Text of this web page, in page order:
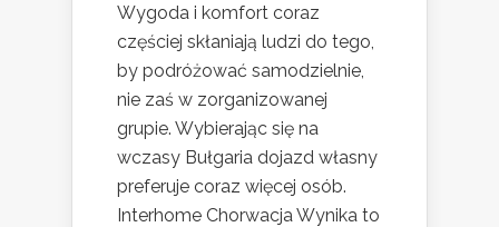
Wygoda i komfort coraz
częściej skłaniają ludzi do tego,
by podróżować samodzielnie,
nie zaś w zorganizowanej
grupie. Wybierając się na
wczasy Bułgaria dojazd własny
preferuje coraz więcej osób.
Interhome Chorwacja Wynika to